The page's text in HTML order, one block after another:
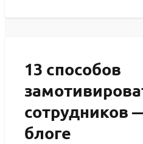
13 способов
сотрудников
блоге